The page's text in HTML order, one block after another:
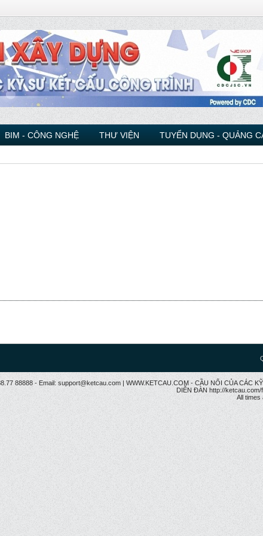
BIM - CÔNG NGHỆ THƯ VIỆN TUYỂN DỤNG - QUẢNG
88888 - Email: support@ketcau.com | WWW.KETCAU.COM - CẦU NỐI CỦA CÁC
DIỄN ĐÀN http://
All times